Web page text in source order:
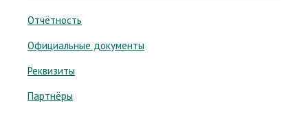
Отчётность
Официальные документы
Реквизиты
Партнёры